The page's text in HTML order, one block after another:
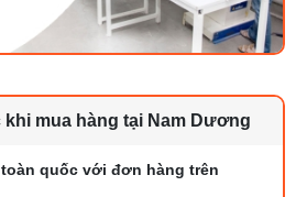
mua hàng tại Nam Dương
quốc với đơn hàng trên